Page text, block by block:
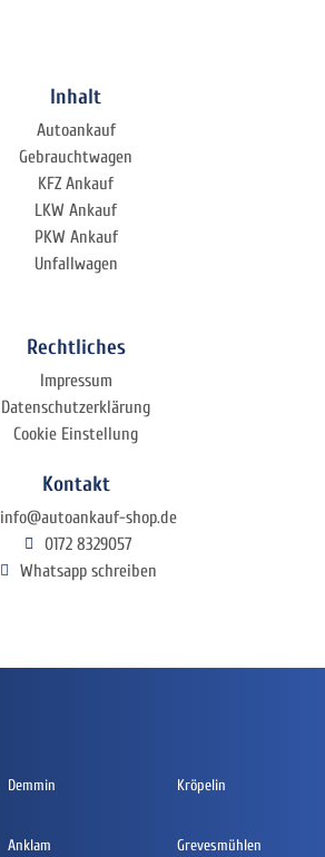
Inhalt
Autoankauf
Gebrauchtwagen
KFZ Ankauf
LKW Ankauf
PKW Ankauf
Unfallwagen
Rechtliches
Impressum
Datenschutzerklärung
Cookie Einstellung
Kontakt
info@autoankauf-shop.de
0172 8329057
Whatsapp schreiben
Demmin Kröpelin
Anklam Grevesmühlen